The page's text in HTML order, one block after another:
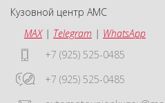
Кузовной центр АМС
MAX| Telegram | WhatsApp
+7 (925) 525-0485
+7 (925) 525-0485